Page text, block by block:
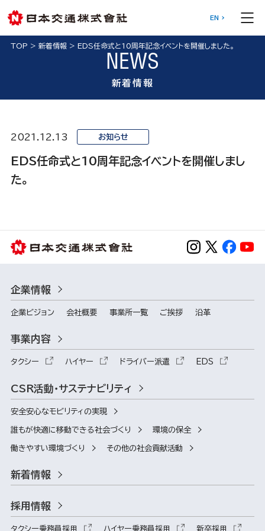
EN
TOP > 新着情報> EDS任命式と10周年記念イベントを開催しました。
NEWS
新着情報
2021.12.13 お知らせ
EDS任命式と10周年記念イベントを開催しまし
た。
企業情報
企業ビジョン 会社概要 事業所一覧 ご挨拶 沿革
事業内容
タクシー ハイヤー ドライバー派遣 EDS
CSR活動・サステナビリティ
安全安心なモビリティの実現
誰もが快適に移動できる社会づくり 環境の保全
働きやすい環境づくり その他の社会貢献活動
新着情報
採用情報
タクシー乗務員採用 ハイヤー乗務員採用 新卒採用